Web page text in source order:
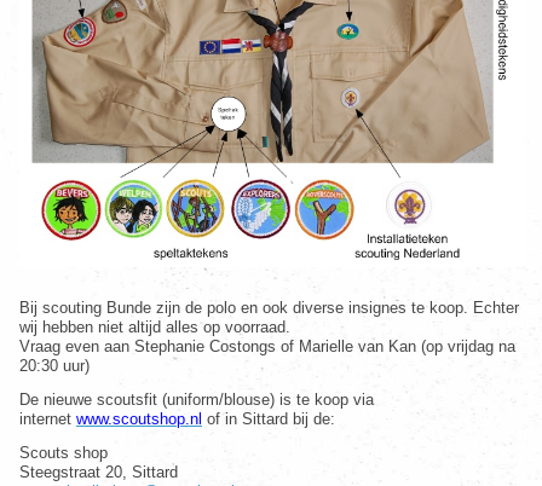
Bij scouting Bunde zijn de polo en ook diverse insignes te koop. Echter
wij hebben niet altijd alles op voorraad.
Vraag even aan Stephanie Costongs of Marielle van Kan (op vrijdag na
20:30 uur)
De nieuwe scoutsfit (uniform/blouse) is te koop via
internet www.scoutshop.nl of in Sittard bij de:
Scouts shop
Steegstraat 20, Sittard